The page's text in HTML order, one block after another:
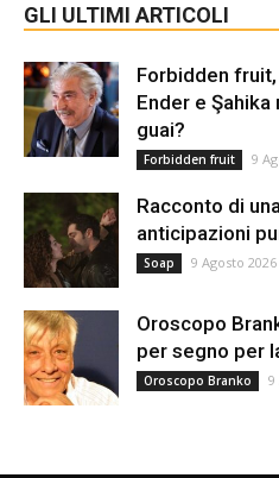
GLI ULTIMI ARTICOLI
Forbidden
Ender e
guai?
Forbidden fruit 9
Racconto di
anticipazioni
Soap 9 Agosto 2026
Oroscopo
per segno per
Oroscopo Branko 9